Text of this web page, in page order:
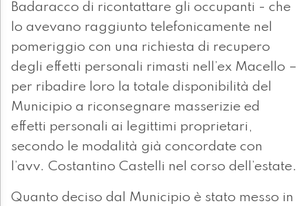
Badaracco di ricontattare gli occupanti - che
lo avevano raggiunto telefonicamente nel
pomeriggio con una richiesta di recupero
degli effetti personali rimasti nell’ex Macello –
per ribadire loro la totale disponibilità del
Municipio a riconsegnare masserizie ed
effetti personali ai legittimi proprietari,
secondo le modalità già concordate con
l’avv. Costantino Castelli nel corso dell’estate.
Quanto deciso dal Municipio è stato messo in